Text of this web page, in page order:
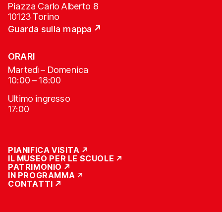
Piazza Carlo Alberto 8
10123 Torino
Guarda sulla mappa
ORARI
Martedì – Domenica
10:00 – 18:00
Ultimo ingresso
17:00
PIANIFICA VISITA
IL MUSEO PER LE SCUOLE
PATRIMONIO
IN PROGRAMMA
CONTATTI